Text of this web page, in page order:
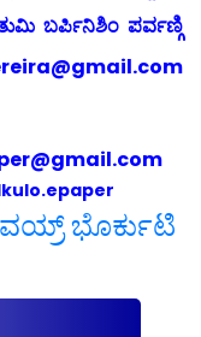
ಬರ್ಪಿನಿಶಿಂ ಪರ್ವಣ್ಗಿ
ವಯ್ರ್ ಭೊರ್ಕುಟಿ